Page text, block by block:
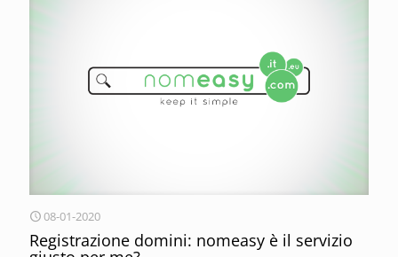
08-01-2020
Registrazione domini: nomeasy è il servizio